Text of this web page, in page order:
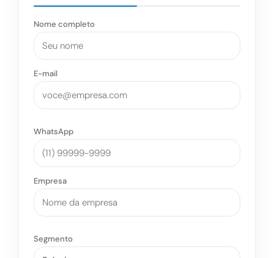
Nome completo
E-mail
WhatsApp
Empresa
Segmento